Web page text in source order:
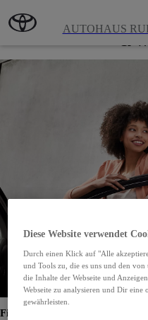
AUTOHAUS
Toyota Fuchs in Itter:
Finden Sie Ihr Wunschfahrzeug
Diese Website verwendet
Durch einen Klick auf "Alle
und Tools zu, die es uns und den
die Inhalte der Webseite und
Webseite zu analysieren und Dir eine
gewährleisten.